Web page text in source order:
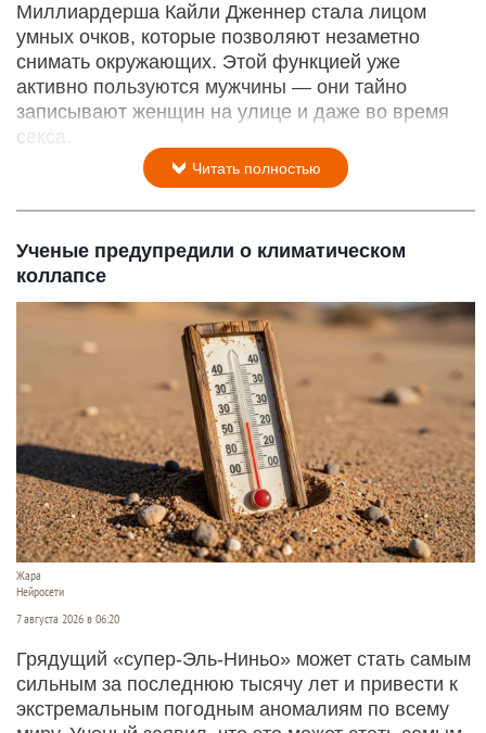
Миллиардерша Кайли Дженнер стала лицом
умных очков, которые позволяют незаметно
снимать окружающих. Этой функцией уже
активно пользуются мужчины — они тайно
записывают женщин на улице и даже во время
секса.
Читать полностью
Ученые предупредили о климатическом
коллапсе
Жара
Нейросети
7 августа 2026 в 06:20
Грядущий «супер-Эль-Ниньо» может стать самым
сильным за последнюю тысячу лет и привести к
экстремальным погодным аномалиям по всему